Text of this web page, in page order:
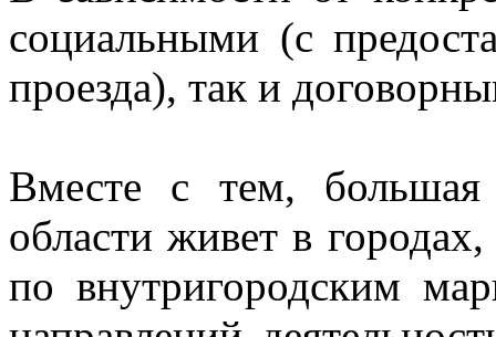
социальными (с
проезда), так и
Вместе с тем, большая
области живет в
по внутригородским